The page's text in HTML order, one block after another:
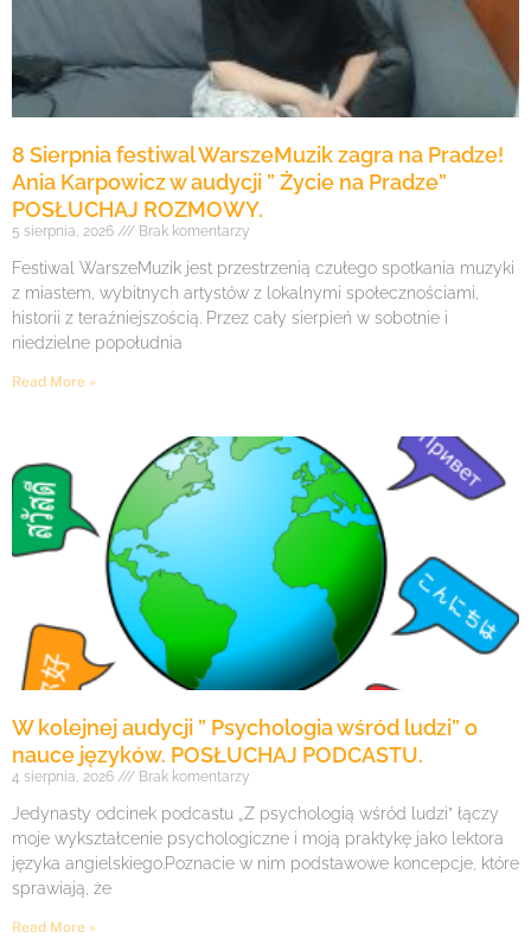
8 Sierpnia festiwal WarszeMuzik zagra na Pradze!
Ania Karpowicz w audycji ” Życie na Pradze”
POSŁUCHAJ ROZMOWY.
5 sierpnia, 2026 Brak komentarzy
Festiwal WarszeMuzik jest przestrzenią czułego spotkania muzyki
z miastem, wybitnych artystów z lokalnymi społecznościami,
historii z teraźniejszością. Przez cały sierpień w sobotnie i
niedzielne popołudnia
Read More »
W kolejnej audycji ” Psychologia wśród ludzi” o
nauce języków. POSŁUCHAJ PODCASTU.
4 sierpnia, 2026 Brak komentarzy
Jedynasty odcinek podcastu „Z psychologią wśród ludzi” łączy
moje wykształcenie psychologiczne i moją praktykę jako lektora
języka angielskiego.Poznacie w nim podstawowe koncepcje, które
sprawiają, że
Read More »